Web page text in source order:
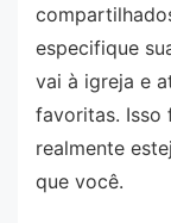
especifique
vai à igreja e
favoritas. Isso
realmente
que você.